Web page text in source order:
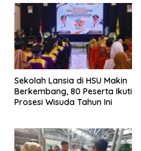
Sekolah Lansia di HSU Makin
Berkembang, 80 Peserta Ikuti
Prosesi Wisuda Tahun Ini